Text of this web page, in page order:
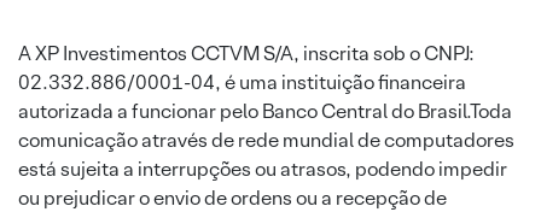
A XP Investimentos CCTVM S/A, inscrita sob o CNPJ:
02.332.886/0001-04, é uma instituição financeira
autorizada a funcionar pelo Banco Central do Brasil.Toda
comunicação através de rede mundial de computadores
está sujeita a interrupções ou atrasos, podendo impedir
ou prejudicar o envio de ordens ou a recepção de